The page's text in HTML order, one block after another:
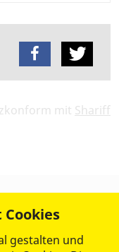
mit Shariff
gestalten und